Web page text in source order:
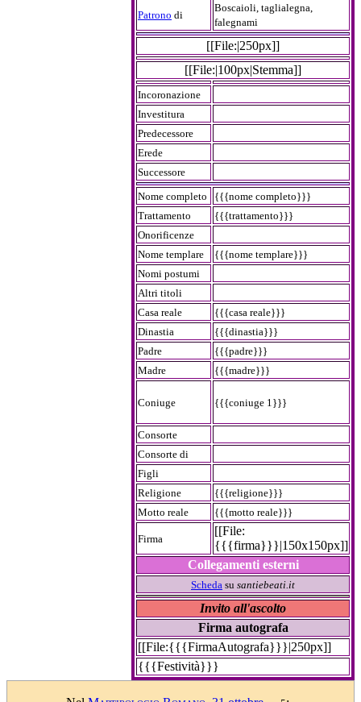
Patrono di
Boscaioli, taglialegna,
falegnami
[[File:|250px]]
[[File:|100px|Stemma]]
Incoronazione
Investitura
Predecessore
Erede
Successore
Nome completo
{{{nome completo}}}
Trattamento
{{{trattamento}}}
Onorificenze
Nome templare
{{{nome templare}}}
Nomi postumi
Altri titoli
Casa reale
{{{casa reale}}}
Dinastia
{{{dinastia}}}
Padre
{{{padre}}}
Madre
{{{madre}}}
Coniuge {{{coniuge 1}}}
Consorte
Consorte di
Figli
Religione
{{{religione}}}
Motto reale
{{{motto reale}}}
Firma
[[File:
{{{firma}}}|150x150px]]
Collegamenti esterni
Scheda su santiebeati.it
Invito all'ascolto
Firma autografa
[[File:{{{FirmaAutografa}}}|250px]]
{{{Festività}}}